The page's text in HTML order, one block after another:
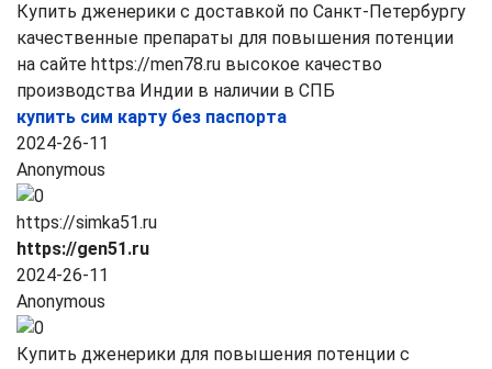
Купить дженерики с доставкой по Санкт-Петербургу
качественные препараты для повышения потенции
на сайте https://men78.ru высокое качество
производства Индии в наличии в СПБ
купить сим карту без паспорта
2024-26-11
Anonymous
https://simka51.ru
https://gen51.ru
2024-26-11
Anonymous
Купить дженерики для повышения потенции с